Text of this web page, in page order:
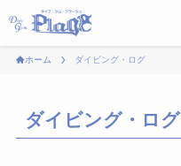
ホーム ダイビング・ログ
ダイビング・ログ